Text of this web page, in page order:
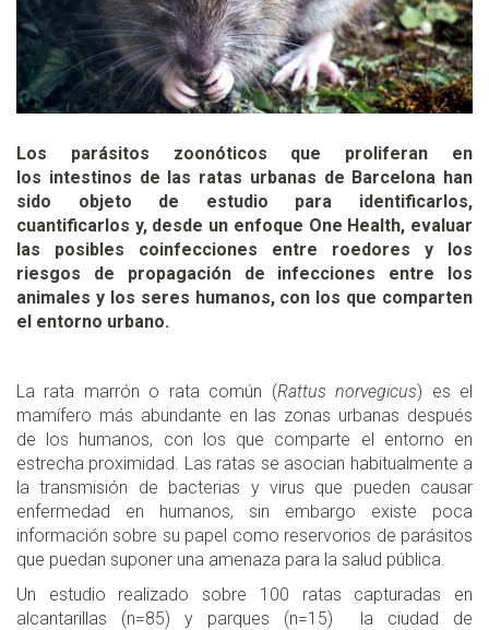
Los parásitos zoonóticos que proliferan en
los intestinos de las ratas urbanas de Barcelona han
sido objeto de estudio para identificarlos,
cuantificarlos y, desde un enfoque One Health, evaluar
las posibles coinfecciones entre roedores y los
riesgos de propagación de infecciones entre los
animales y los seres humanos, con los que comparten
el entorno urbano.
La rata marrón o rata común (Rattus norvegicus) es el
mamífero más abundante en las zonas urbanas después
de los humanos, con los que comparte el entorno en
estrecha proximidad. Las ratas se asocian habitualmente a
la transmisión de bacterias y virus que pueden causar
enfermedad en humanos, sin embargo existe poca
información sobre su papel como reservorios de parásitos
que puedan suponer una amenaza para la salud pública.
Un estudio realizado sobre 100 ratas capturadas en
alcantarillas (n=85) y parques (n=15) la ciudad de